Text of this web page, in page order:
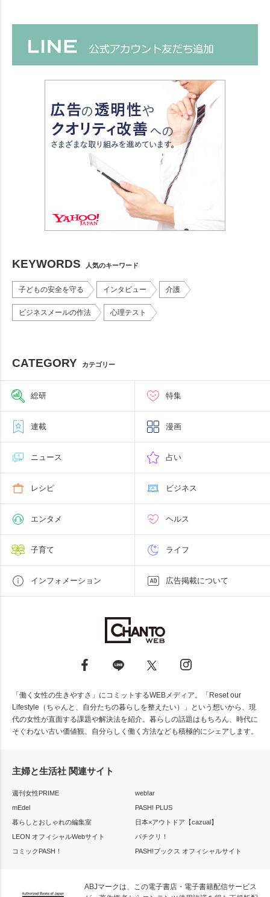
KEYWORDS 人気のキーワード
子どもの安全を守る インタビュー 介護
ビジネスメールの作法 心理テスト
CATEGORY カテゴリー
総研 特集
連載 漫画
ニュース 占い
レシピ ビジネス
エンタメ ヘルス
子育て ライフ
インフォメーション 広告掲載について
「働く女性の生きやすさ」にコミットするWEBメディア。「Reset our
Lifestyle（ちゃんと、自分たちの暮らしを整えたい）」という想いから、現
代の女性が直面する課題や解決法を紹介。暮らしの話題はもちろん、時代に
そぐわない古い価値観、自分らしく働く方法なども積極的にシェアします。
主婦と生活社 関連サイト
週刊女性PRIME
web!ar
mEdel
PASH! PLUS
暮らしとおしゃれの編集室
日本×アウトドア【cazual】
LEON オフィシャルWebサイト
パチクリ！
コミックPASH！
PASH!ブックス オフィシャルサイト
ABJマークは、この電子書店・電子書籍配信サービス